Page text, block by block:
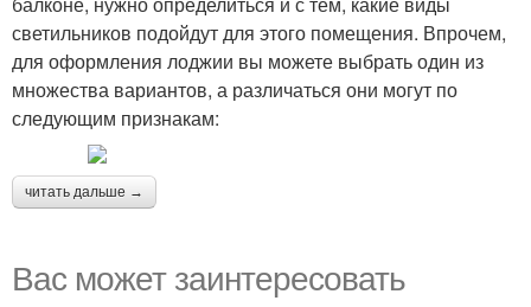
светильников подойдут для этого помещения. Впрочем,
для оформления лоджии вы можете выбрать один из
множества вариантов, а различаться они могут по
следующим признакам:
читать дальше →
Вас может заинтересовать